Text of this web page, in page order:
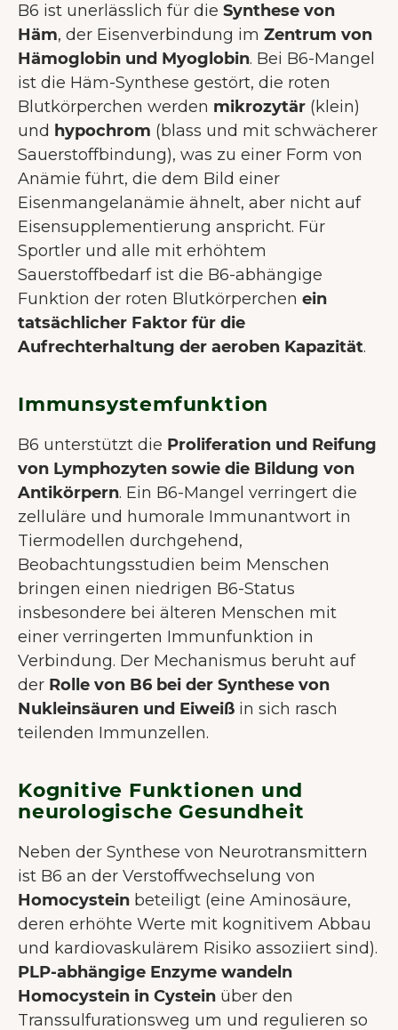
B6 ist unerlässlich für die Synthese von
Häm, der Eisenverbindung im Zentrum von
Hämoglobin und Myoglobin. Bei B6-Mangel
ist die Häm-Synthese gestört, die roten
Blutkörperchen werden mikrozytär (klein)
und hypochrom (blass und mit schwächerer
Sauerstoffbindung), was zu einer Form von
Anämie führt, die dem Bild einer
Eisenmangelanämie ähnelt, aber nicht auf
Eisensupplementierung anspricht. Für
Sportler und alle mit erhöhtem
Sauerstoffbedarf ist die B6-abhängige
Funktion der roten Blutkörperchen ein
tatsächlicher Faktor für die
Aufrechterhaltung der aeroben Kapazität.
Immunsystemfunktion
B6 unterstützt die Proliferation und Reifung
von Lymphozyten sowie die Bildung von
Antikörpern. Ein B6-Mangel verringert die
zelluläre und humorale Immunantwort in
Tiermodellen durchgehend,
Beobachtungsstudien beim Menschen
bringen einen niedrigen B6-Status
insbesondere bei älteren Menschen mit
einer verringerten Immunfunktion in
Verbindung. Der Mechanismus beruht auf
der Rolle von B6 bei der Synthese von
Nukleinsäuren und Eiweiß in sich rasch
teilenden Immunzellen.
Kognitive Funktionen und
neurologische Gesundheit
Neben der Synthese von Neurotransmittern
ist B6 an der Verstoffwechselung von
Homocystein beteiligt (eine Aminosäure,
deren erhöhte Werte mit kognitivem Abbau
und kardiovaskulärem Risiko assoziiert sind).
PLP-abhängige Enzyme wandeln
Homocystein in Cystein über den
Transsulfurationsweg um und regulieren so
WILLKOMMEN BEI JUNAI.
Unsere Website verwendet Cookies
um dir das bestmögliche